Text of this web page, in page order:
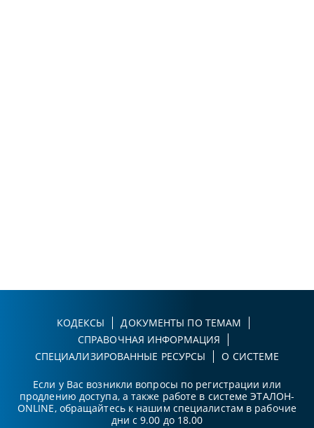
КОДЕКСЫ
ДОКУМЕНТЫ ПО ТЕМАМ
СПРАВОЧНАЯ ИНФОРМАЦИЯ
СПЕЦИАЛИЗИРОВАННЫЕ РЕСУРСЫ
О СИСТЕМЕ
Если у Вас возникли вопросы по регистрации или
продлению доступа, а также работе в системе ЭТАЛОН-
ONLINE, обращайтесь к нашим специалистам в рабочие
дни с 9.00 до 18.00